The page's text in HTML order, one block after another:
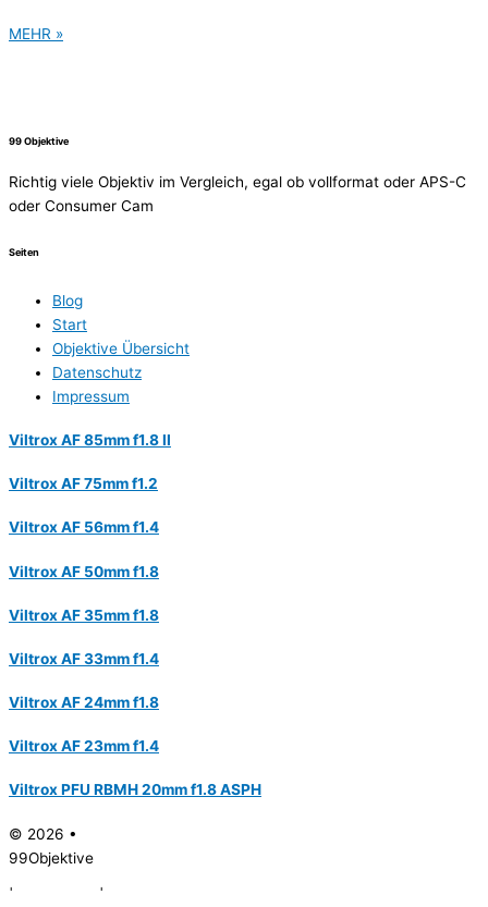
MEHR »
99 Objektive
Richtig viele Objektiv im Vergleich, egal ob vollformat oder APS-C
oder Consumer Cam
Seiten
Blog
Start
Objektive Übersicht
Datenschutz
Impressum
Viltrox AF 85mm f1.8 II
Viltrox AF 75mm f1.2
Viltrox AF 56mm f1.4
Viltrox AF 50mm f1.8
Viltrox AF 35mm f1.8
Viltrox AF 33mm f1.4
Viltrox AF 24mm f1.8
Viltrox AF 23mm f1.4
Viltrox PFU RBMH 20mm f1.8 ASPH
© 2026 •
99Objektive
| |